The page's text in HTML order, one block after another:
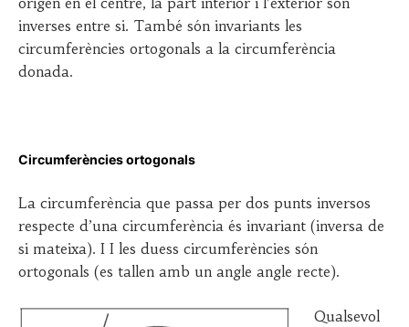
inverses entre si. També són invariants les
circumferències ortogonals a la circumferència
donada.
Circumferències ortogonals
La circumferència que passa per dos punts inversos
respecte d’una circumferència és invariant (inversa de
si mateixa). I I les duess circumferències són
ortogonals (es tallen amb un angle angle recte).
Qualsevol